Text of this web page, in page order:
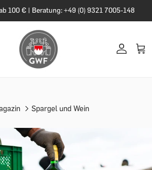
100 € | Beratung: +49 (0) 9321 7005-148
Spargel und Wein